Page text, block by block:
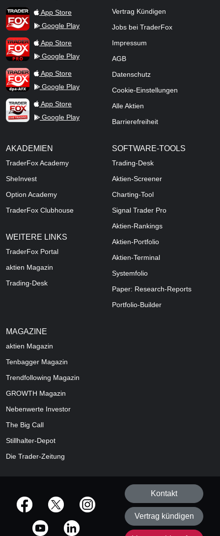
TraderFox AppApp Store
Google Play
TraderFox ProApp Store
Google Play
TraderFox dpa-AFX ProFeed
App Store
Google Play
TraderFox Live Trading
App Store
Google Play
Vertrag Kündigen
Jobs bei TraderFox
Impressum
AGB
Datenschutz
Cookie-Einstellungen
Alle Aktien
Barrierefreiheit
AKADEMIEN
TraderFox Academy
SheInvest
Option Academy
TraderFox Clubhouse
WEITERE LINKS
TraderFox Portal
aktien Magazin
Trading-Desk
SOFTWARE-TOOLS
Trading-Desk
Aktien-Screener
Charting-Tool
Signal Trader Pro
Aktien-Rankings
Aktien-Portfolio
Aktien-Terminal
Systemfolio
Paper: Research-Reports
Portfolio-Builder
MAGAZINE
aktien Magazin
Tenbagger Magazin
Trendfollowing Magazin
GROWTH Magazin
Nebenwerte Investor
The Big Call
Stillhalter-Depot
Die Trader-Zeitung
offizielle Social Media-Accounts
Kontakt
Vertrag kündigen